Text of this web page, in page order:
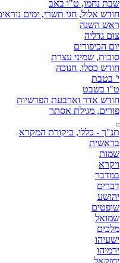
שבת נחמו, ט"ו באב
חודש אלול, חגי תשרי, ימים
ראש השנה
צום גדליה
יום הכיפורים
סוכות, שמיני עצרת
חודש כסלו, חנוכה
י' בטבת
ט"ו בשבט
חודש אדר וארבעת הפרשיות
פורים, מגילת אסתר
תנ"ך - כללי, ביקורת המקרא
בראשית
שמות
ויקרא
במדבר
דברים
יהושע
שופטים
שמואל
מלכים
ישעיהו
ירמיהו
יחזקאל